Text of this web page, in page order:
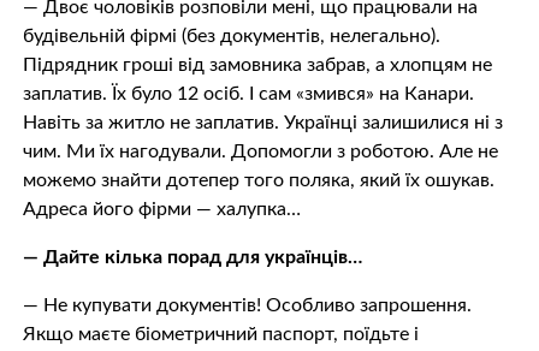
— Двоє чоловіків розповіли мені, що працювали на
будівельній фірмі (без документів, нелегально).
Підрядник гроші від замовника забрав, а хлопцям не
заплатив. Їх було 12 осіб. І сам «змився» на Канари.
Навіть за житло не заплатив. Українці залишилися ні з
чим. Ми їх нагодували. Допомогли з роботою. Але не
можемо знайти дотепер того поляка, який їх ошукав.
Адреса його фірми — халупка…
— Дайте кілька порад для українців…
— Не купувати документів! Особливо запрошення.
Якщо маєте біометричний паспорт, поїдьте і